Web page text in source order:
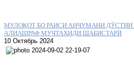
МУЛОҚОТ БО РАИСИ АНҶУМАНИ ДӮСТИИ
АЛИАШРАФ МУҶТАҲИДИ ШАБИСТАРӢ
10 Октябрь 2024